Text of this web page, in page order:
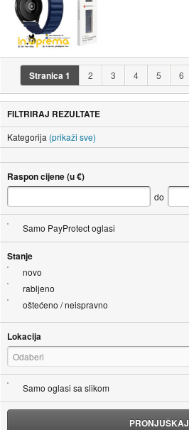
Stranica1 2 3 4 5 6
FILTRIRAJ REZULTATE
Kategorija (prikaži sve)
Raspon cijene (u €)
do
Samo PayProtect oglasi
Stanje
novo
rabljeno
oštećeno / neispravno
Lokacija
Odaberi
Samo oglasi sa slikom
PRONJUŠKAJ